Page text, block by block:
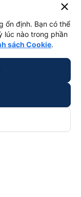
close
ổn định. Bạn có thể
lúc nào trong phần
sách Cookie.